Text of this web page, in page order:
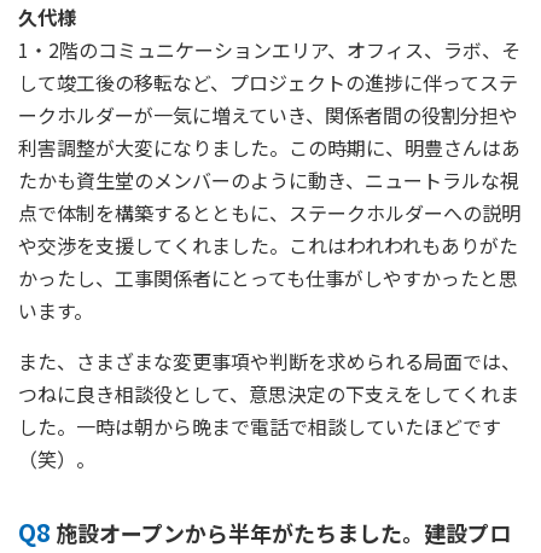
久代様
1・2階のコミュニケーションエリア、オフィス、ラボ、そ
して竣工後の移転など、プロジェクトの進捗に伴ってステ
ークホルダーが一気に増えていき、関係者間の役割分担や
利害調整が大変になりました。この時期に、明豊さんはあ
たかも資生堂のメンバーのように動き、ニュートラルな視
点で体制を構築するとともに、ステークホルダーへの説明
や交渉を支援してくれました。これはわれわれもありがた
かったし、工事関係者にとっても仕事がしやすかったと思
います。
また、さまざまな変更事項や判断を求められる局面では、
つねに良き相談役として、意思決定の下支えをしてくれま
した。一時は朝から晩まで電話で相談していたほどです
（笑）。
Q8 施設オープンから半年がたちました。建設プロ